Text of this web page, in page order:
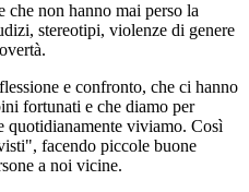
non hanno mai perso la
stereotipi, violenze di genere
e confronto, che ci hanno
fortunati e che diamo per
quotidianamente viviamo. Così
facendo piccole buone
a noi vicine.